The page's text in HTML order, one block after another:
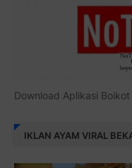
Download Aplikasi
IKLAN AYAM VIRAL